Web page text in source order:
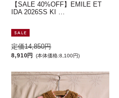
【SALE 40%OFF】EMILE ET
IDA 2026SS KI …
定価14,850円
8,910円 (本体価格:8,100円)